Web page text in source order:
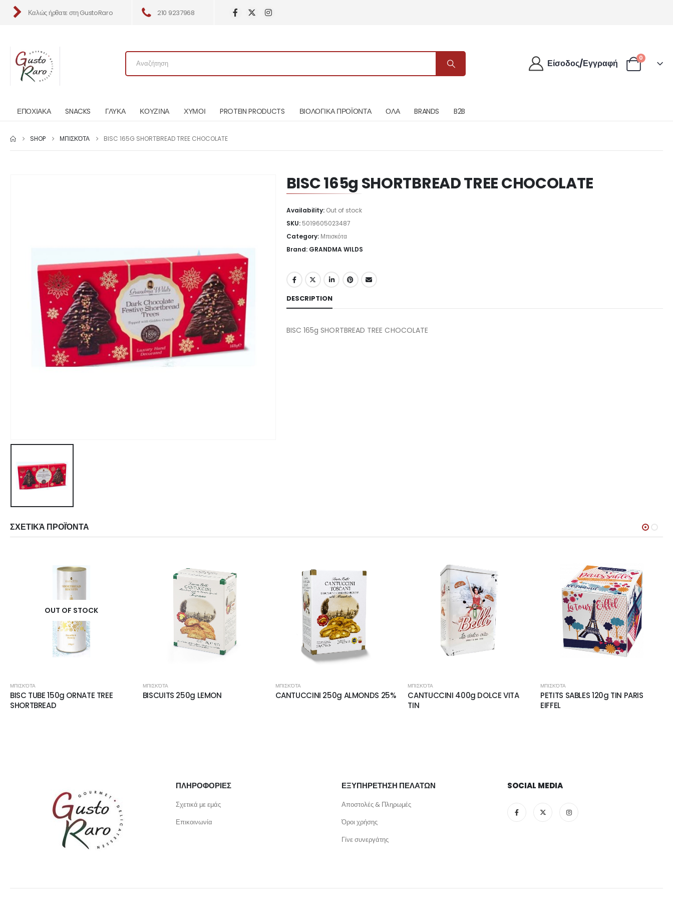
Καλώς ήρθατε στη GustoRaro 210 9237968
Είσοδος/Εγγραφή
0
ΕΠΟΧΙΑΚΑ SNACKS ΓΛΥΚΑ ΚΟΥΖΙΝΑ ΧΥΜΟΙ PROTEIN PRODUCTS ΒΙΟΛΟΓΙΚΑ ΠΡΟΪΟΝΤΑ ΟΛΑ BRANDS B2B
SHOP ΜΠΙΣΚΌΤΑ BISC 165G SHORTBREAD TREE CHOCOLATE
BISC 165g SHORTBREAD TREE CHOCOLATE
Availability: Out of stock
SKU: 5019605023487
Category: Μπισκότα
Brand: GRANDMA WILDS
DESCRIPTION
BISC 165g SHORTBREAD TREE CHOCOLATE
ΣΧΕΤΙΚΆ ΠΡΟΪΌΝΤΑ
OUT OF STOCK
ΜΠΙΣΚΌΤΑ
BISC TUBE 150g ORNATE TREE
SHORTBREAD
ΜΠΙΣΚΌΤΑ
BISCUITS 250g LEMON
ΜΠΙΣΚΌΤΑ
CANTUCCINI 250g ALMONDS 25%
ΜΠΙΣΚΌΤΑ
CANTUCCINI 400g DOLCE VITA
TIN
ΜΠΙΣΚΌΤΑ
PETITS SABLES 120g TIN PARIS
EIFFEL
ΠΛΗΡΟΦΟΡΙΕΣ
Σχετικά με εμάς
Επικοινωνία
ΕΞΥΠΗΡΕΤΗΣΗ ΠΕΛΑΤΩΝ
Αποστολές & Πληρωμές
Όροι χρήσης
Γίνε συνεργάτης
SOCIAL MEDIA